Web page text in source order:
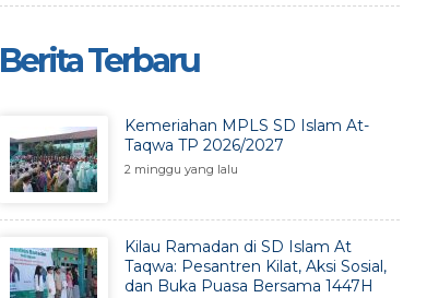
Berita Terbaru
Kemeriahan MPLS SD Islam At-
Taqwa TP 2026/2027
2 minggu yang lalu
Kilau Ramadan di SD Islam At
Taqwa: Pesantren Kilat, Aksi Sosial,
dan Buka Puasa Bersama 1447H